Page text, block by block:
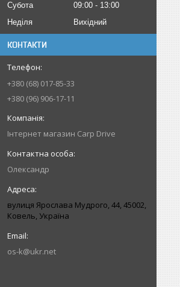
Субота
09:00
13:00
Неділя
Вихідний
КОНТАКТИ
+380 (68) 017-85-33
+380 (96) 906-17-11
Інтернет магазин Carp Drive
Олександр
вулиця Ярослава Мудрого, 44, 45002,
Ковель, Україна
os-k@ukr.net